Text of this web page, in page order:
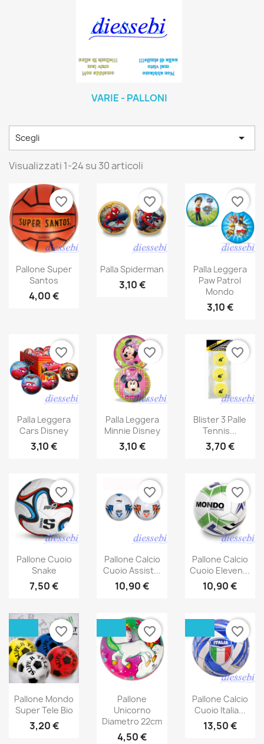
VARIE - PALLONI
Scegli 
Visualizzati 1-24 su 30 articoli
Pallone Super
Santos
4,00 €
favorite_border
Palla Spiderman
3,10 €
favorite_border
Palla Leggera
Paw Patrol
Mondo
3,10 €
favorite_border
Palla Leggera
Cars Disney
3,10 €
favorite_border
Palla Leggera
Minnie Disney
3,10 €
favorite_border
Blister 3 Palle
Tennis...
3,70 €
favorite_border
Pallone Cuoio
Snake
7,50 €
favorite_border
Pallone Calcio
Cuoio Assist...
10,90 €
favorite_border
Pallone Calcio
Cuoio Eleven...
10,90 €
favorite_border
Pallone Mondo
Super Tele Bio
3,20 €
favorite_border
Pallone
Unicorno
Diametro 22cm
4,50 €
favorite_border
Pallone Calcio
Cuoio Italia...
13,50 €
favorite_border